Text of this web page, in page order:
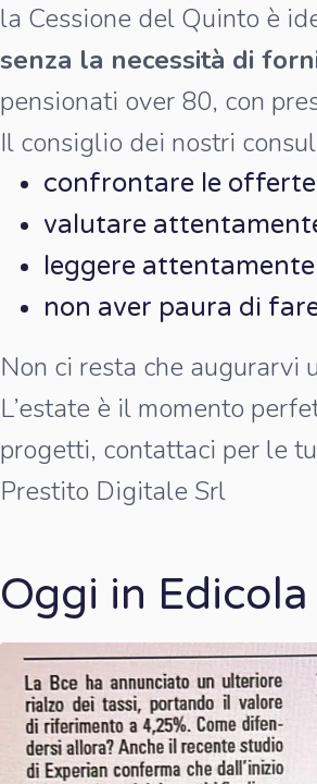
la Cessione del Quinto è
senza la necessità di
pensionati over 80, con
Il consiglio dei nostri
confrontare le
valutare
leggere
non aver paura di
Non ci resta che augurarvi
L’estate è il momento
progetti, contattaci per le
Prestito Digitale Srl
Oggi in